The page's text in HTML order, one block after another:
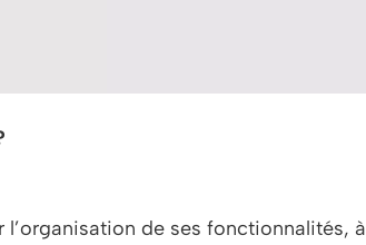
de ses fonctionnalités, à